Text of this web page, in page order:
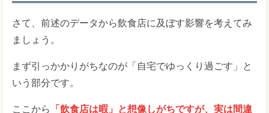
さて、前述のデータから飲食店に及ぼす影響を考えてみ
ましょう。
まず引っかかりがちなのが「自宅でゆっくり過ごす」と
いう部分です。
ここから
「飲食店は暇」と想像しがちですが、実は間違